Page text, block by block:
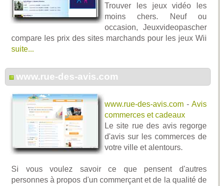
Trouver les jeux vidéo les
moins chers. Neuf ou
occasion, Jeuxvideopascher
compare les prix des sites marchands pour les jeux Wii
suite...
www.rue-des-avis.com
www.rue-des-avis.com - Avis
commerces et cadeaux
Le site rue des avis regorge
d'avis sur les commerces de
votre ville et alentours.
Si vous voulez savoir ce que pensent d'autres
personnes à propos d'un commerçant et de la qualité de